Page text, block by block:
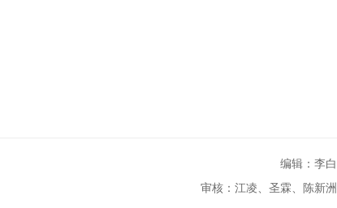
编辑：李白
审核：江凌、圣霖、陈新洲